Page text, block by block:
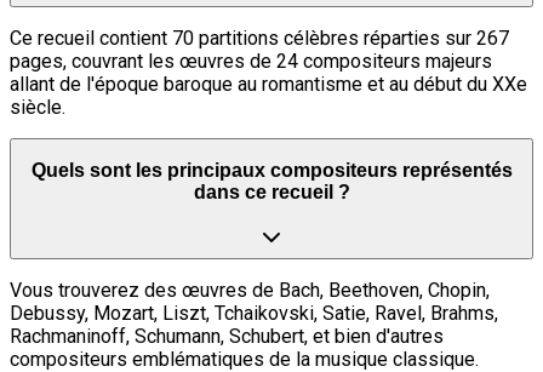
Ce recueil contient 70 partitions célèbres réparties sur 267
pages, couvrant les œuvres de 24 compositeurs majeurs
allant de l'époque baroque au romantisme et au début du XXe
siècle.
Quels sont les principaux compositeurs représentés
dans ce recueil ?
Vous trouverez des œuvres de Bach, Beethoven, Chopin,
Debussy, Mozart, Liszt, Tchaikovski, Satie, Ravel, Brahms,
Rachmaninoff, Schumann, Schubert, et bien d'autres
compositeurs emblématiques de la musique classique.